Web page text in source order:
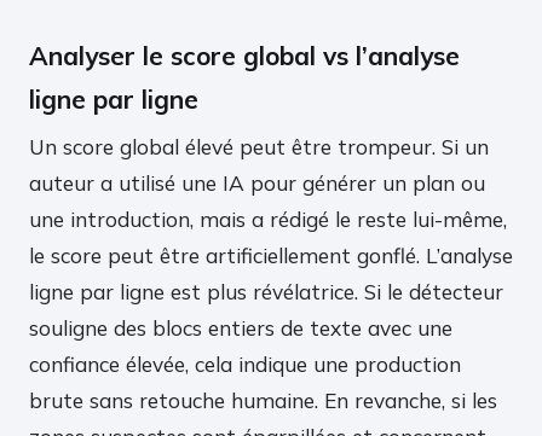
Analyser le score global vs l’analyse
ligne par ligne
Un score global élevé peut être trompeur. Si un
auteur a utilisé une IA pour générer un plan ou
une introduction, mais a rédigé le reste lui-même,
le score peut être artificiellement gonflé. L’analyse
ligne par ligne est plus révélatrice. Si le détecteur
souligne des blocs entiers de texte avec une
confiance élevée, cela indique une production
brute sans retouche humaine. En revanche, si les